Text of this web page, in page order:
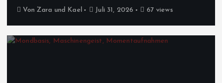
Von Zara und Kael Juli 31, 2026 67 views